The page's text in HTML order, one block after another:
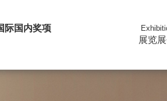
展览
际国内奖项